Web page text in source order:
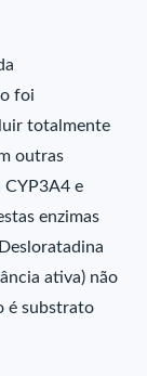
foi
totalmente
outras
e
enzimas
ativa) não
é substrato